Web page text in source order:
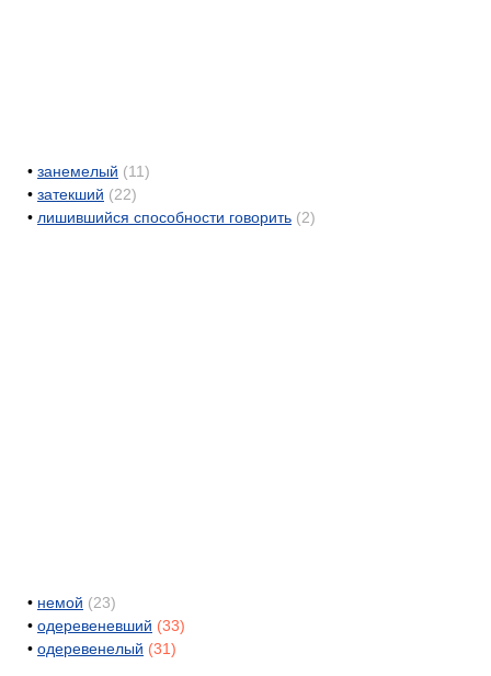
• занемелый (11)
• затекший (22)
• лишившийся способности говорить (2)
• немой (23)
• одеревеневший (33)
• одеревенелый (31)